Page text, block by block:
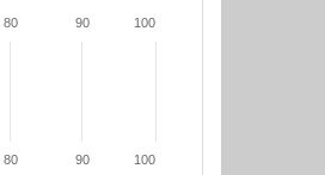
80 90 100
80 90 100